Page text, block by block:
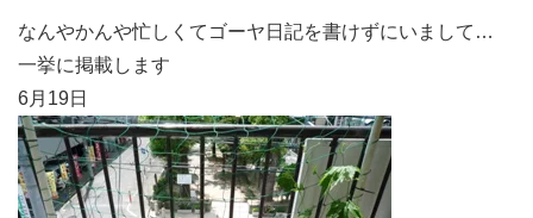
なんやかんや忙しくてゴーヤ日記を書けずにいまして…
一挙に掲載します
6月19日